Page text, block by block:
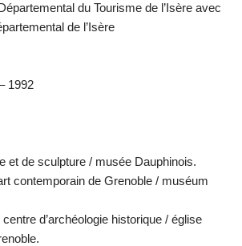
du Tourisme de l’Isère avec
de l’Isère
1992
et de sculpture / musée Dauphinois.
contemporain de Grenoble / muséum
d’archéologie historique / église